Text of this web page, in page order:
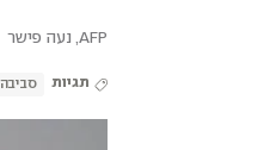
AFP נעה פישר
תגיות סביבה